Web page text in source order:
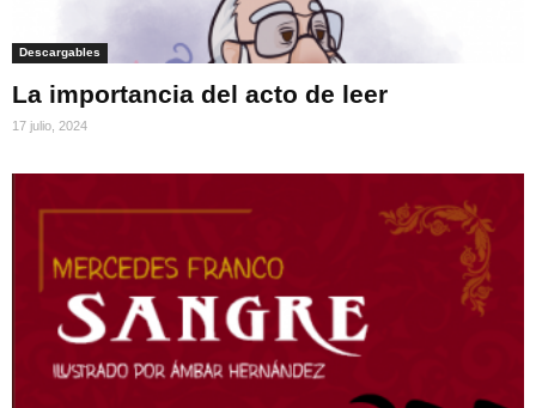
Descargables
La importancia del acto de leer
17 julio, 2024